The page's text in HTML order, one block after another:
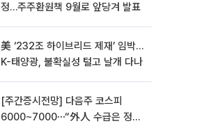
정…주주환원책 9월로 앞당겨 발표
美 ‘232조 하이브리드 제재’ 임박…
K-태양광, 불확실성 털고 날개 다나
[주간증시전망] 다음주 코스피
6000~7000⋯“外人 수급은 정책